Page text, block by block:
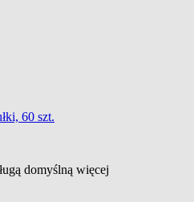
60 szt.
domyślną więcej